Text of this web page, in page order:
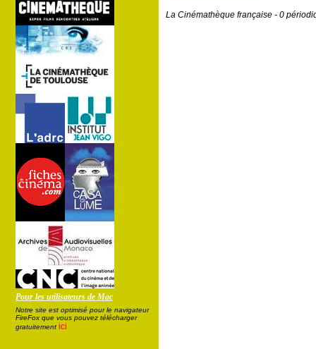
Pour les utilisateurs de Mac
Notre site est optimisé pour le navigateur
FireFox que vous pouvez télécharger
gratuitement ici
La Cinémathèque française - 0